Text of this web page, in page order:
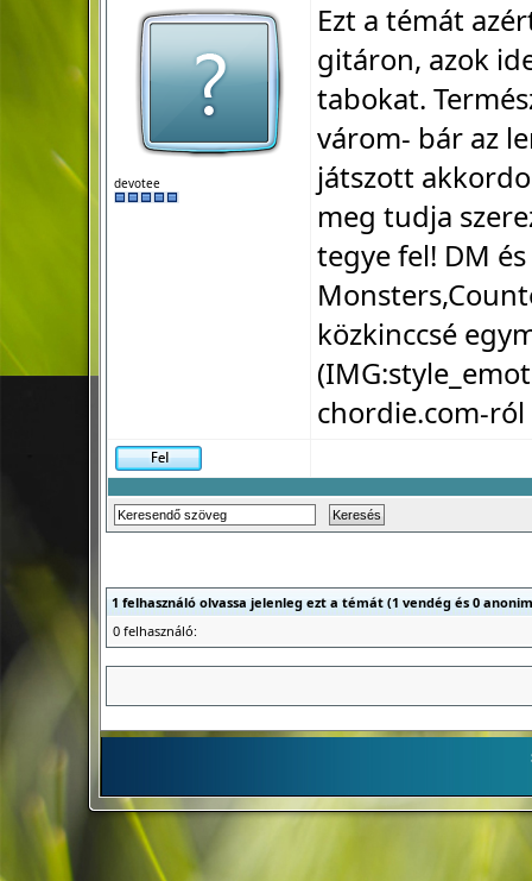
devotee
Ezt a témát
gitáron, azok
tabokat.
várom- bár az
játszott
meg tudja
tegye fel! DM
közkinccsé
(IMG:
chordie.com-
1 felhasználó olvassa jelenleg ezt a témát (1 vendég és 0
0 felhasználó: